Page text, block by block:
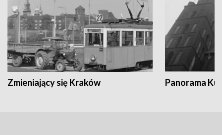
Zmieniający się Kraków Panorama